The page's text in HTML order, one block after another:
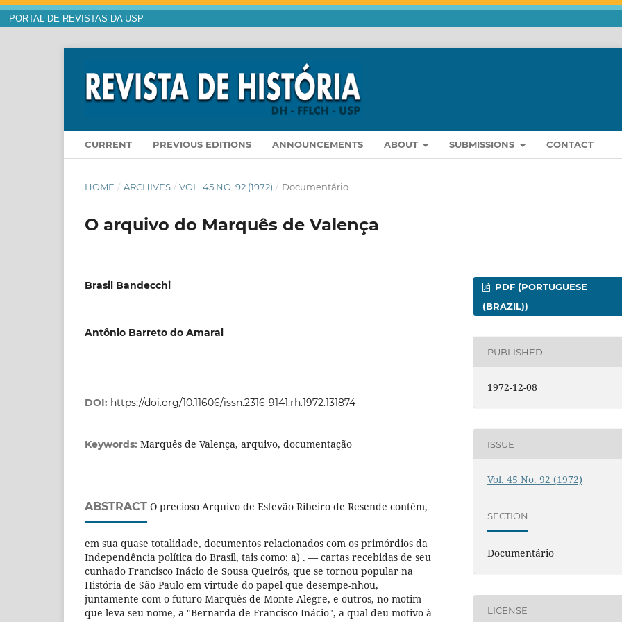
PORTAL DE REVISTAS DA USP
CURRENT PREVIOUS EDITIONS ANNOUNCEMENTS ABOUT SUBMISSIONS CONTACT
HOME / ARCHIVES / VOL. 45 NO. 92 (1972) / Documentário
O arquivo do Marquês de Valença
Brasil Bandecchi
Antônio Barreto do Amaral
DOI: https://doi.org/10.11606/issn.2316-9141.rh.1972.131874
Keywords: Marquês de Valença, arquivo, documentação
ABSTRACT O precioso Arquivo de Estevão Ribeiro de Resende contém,
em sua quase totalidade, documentos relacionados com os primórdios da
Independência política do Brasil, tais como: a) . — cartas recebidas de seu
cunhado Francisco Inácio de Sousa Queirós, que se tornou popular na
História de São Paulo em virtude do papel que desempe-nhou,
juntamente com o futuro Marquês de Monte Alegre, e outros, no motim
que leva seu nome, a "Bernarda de Francisco Inácio", a qual deu motivo à
PDF (PORTUGUESE
(BRAZIL))
PUBLISHED
1972-12-08
ISSUE
Vol. 45 No. 92 (1972)
SECTION
Documentário
LICENSE